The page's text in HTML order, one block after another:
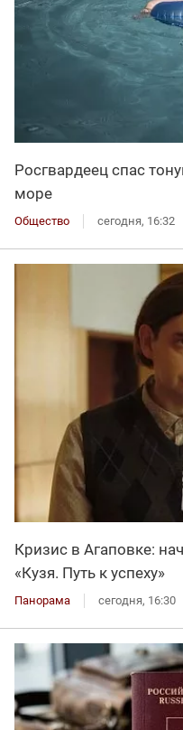
Росгвардеец спас
море
Общество сегодня, 16:32
Кризис в Агаповке:
«Кузя. Путь к успеху»
Панорама сегодня, 16:30